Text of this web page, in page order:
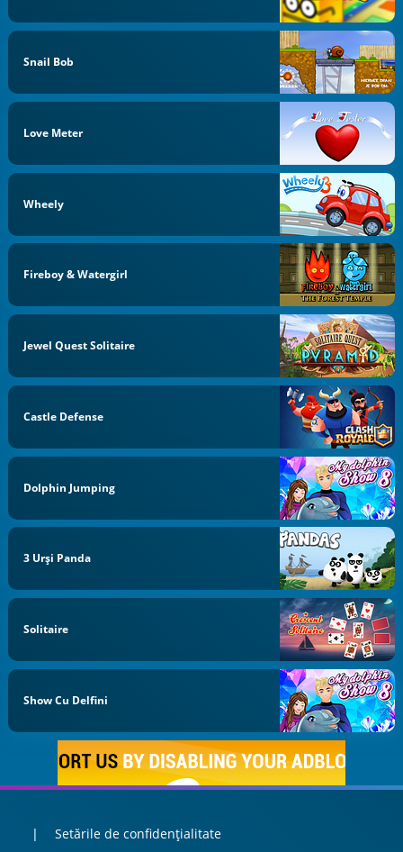
Snail Bob
Love Meter
Wheely
Fireboy & Watergirl
Jewel Quest Solitaire
Castle Defense
Dolphin Jumping
3 Urși Panda
Solitaire
Show Cu Delfini
Setările de confidențialitate